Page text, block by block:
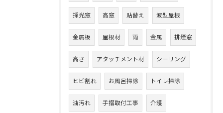
採光窓 高窓 貼替え 波型屋根
金属板 屋根材 雨 金属 排煙窓
高さ アタッチメント材 シーリング
ヒビ割れ お風呂掃除 トイレ掃除
油汚れ 手摺取付工事 介護